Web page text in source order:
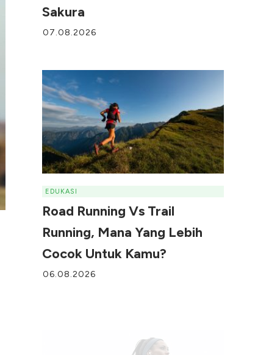
Sakura
07.08.2026
EDUKASI
Road Running Vs Trail
Running, Mana Yang Lebih
Cocok Untuk Kamu?
06.08.2026